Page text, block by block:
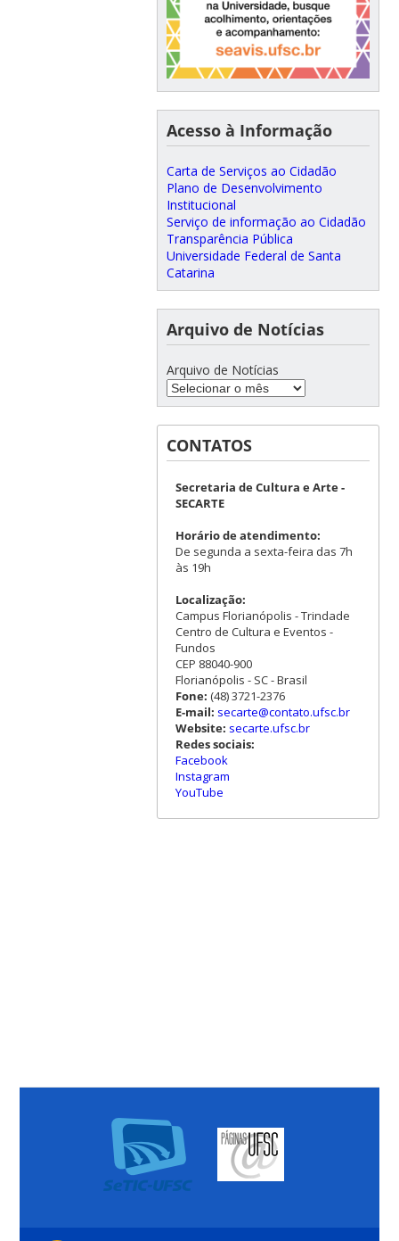
Acesso à Informação
Carta de Serviços ao Cidadão
Plano de Desenvolvimento
Institucional
Serviço de informação ao Cidadão
Transparência Pública
Universidade Federal de Santa
Catarina
Arquivo de Notícias
Arquivo de Notícias
CONTATOS
Secretaria de Cultura e Arte -
SECARTE
Horário de atendimento:
De segunda a sexta-feira das 7h
às 19h
Localização:
Campus Florianópolis - Trindade
Centro de Cultura e Eventos -
Fundos
CEP 88040-900
Florianópolis - SC - Brasil
Fone: (48) 3721-2376
E-mail: secarte@contato.ufsc.br
Website: secarte.ufsc.br
Redes sociais:
Facebook
Instagram
YouTube